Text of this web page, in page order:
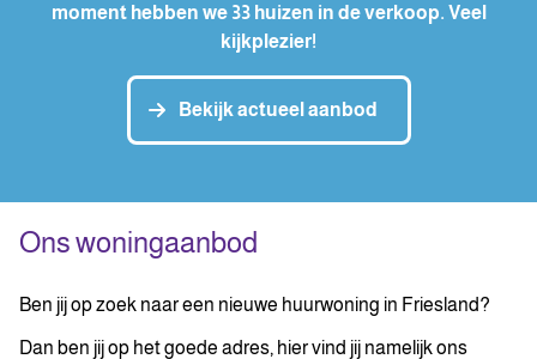
moment hebben we 33 huizen in de verkoop. Veel
kijkplezier!
Bekijk actueel aanbod
Ons woningaanbod
Ben jij op zoek naar een nieuwe huurwoning in Friesland?
Dan ben jij op het goede adres, hier vind jij namelijk ons